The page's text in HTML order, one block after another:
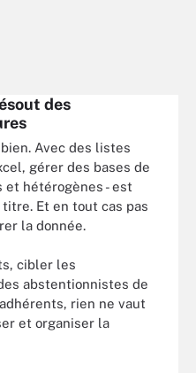
des
Avec des listes
gérer des bases de
et hétérogènes - est
Et en tout cas pas
la donnée.
cibler les
abstentionnistes de
rien ne vaut
et organiser la